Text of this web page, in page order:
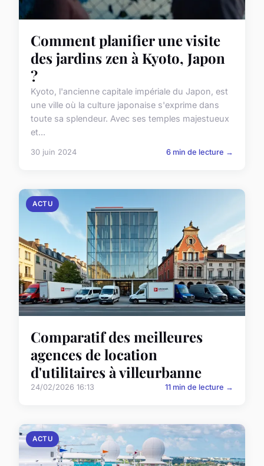
Comment planifier une visite
des jardins zen à Kyoto, Japon
?
Kyoto, l'ancienne capitale impériale du Japon, est
une ville où la culture japonaise s'exprime dans
toute sa splendeur. Avec ses temples majestueux
et...
30 juin 2024 6 min de lecture →
ACTU
Comparatif des meilleures
agences de location
d'utilitaires à villeurbanne
24/02/2026 16:13 11 min de lecture →
ACTU